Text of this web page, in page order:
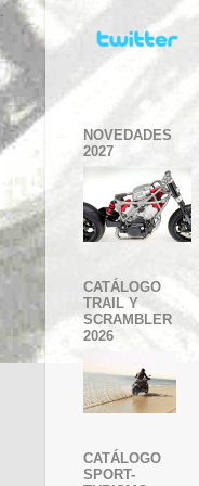
NOVEDADES
2027
CATÁLOGO
TRAIL Y
SCRAMBLER
2026
CATÁLOGO
SPORT-